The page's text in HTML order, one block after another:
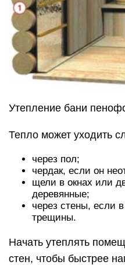
Утепление бани
Тепло может уходить
через пол;
чердак, если он
щели в окнах или
деревянные;
через стены, если
трещины.
Начать утеплять
стен, чтобы быстрее